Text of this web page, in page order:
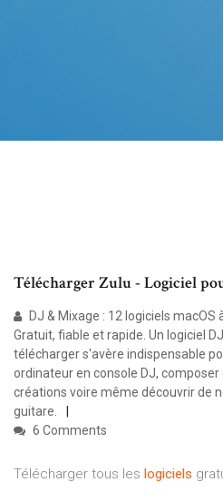
Télécharger Zulu - Logiciel
DJ & Mixage : 12 logiciels macOS
Gratuit, fiable et rapide. Un logiciel
télécharger s'avère indispensable
ordinateur en console DJ,
créations voire même découvrir de
guitare.
6 Comments
Télécharger tous les logiciels